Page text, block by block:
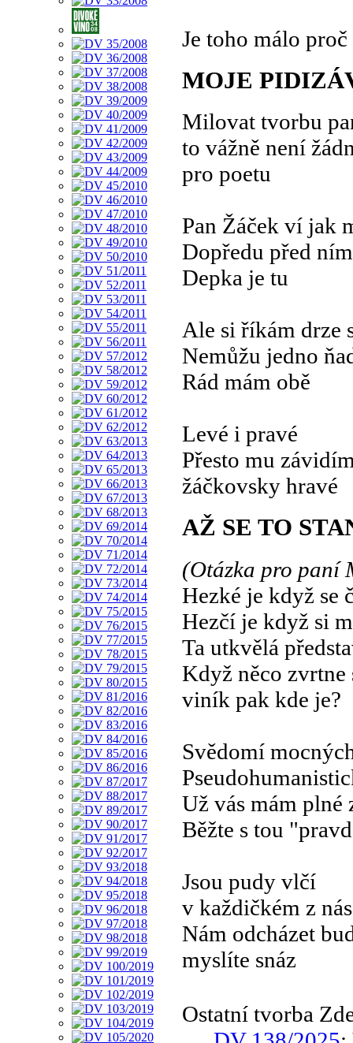
Je toho málo
MOJE
Milovat tvorbu
to vážně není
pro poetu
Pan Žáček ví jak
Dopředu před
Depka je tu
Ale si říkám drze
Nemůžu jedno
Rád mám obě
Levé i pravé
Přesto mu
žáčkovsky hravé
AŽ SE TO
(Otázka pro paní
Hezké je když se
Hezčí je když si
Ta utkvělá
Když něco zvrtne
viník pak kde je?
Svědomí
Už vás mám plné
Běžte s tou
Jsou pudy vlčí
v každičkém z nás
Nám odcházet
myslíte snáz
Ostatní tvorba